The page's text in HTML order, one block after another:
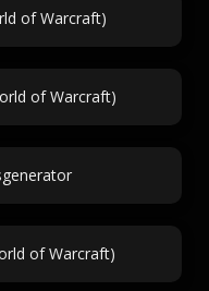
of Warcraft)
of Warcraft)
of Warcraft)